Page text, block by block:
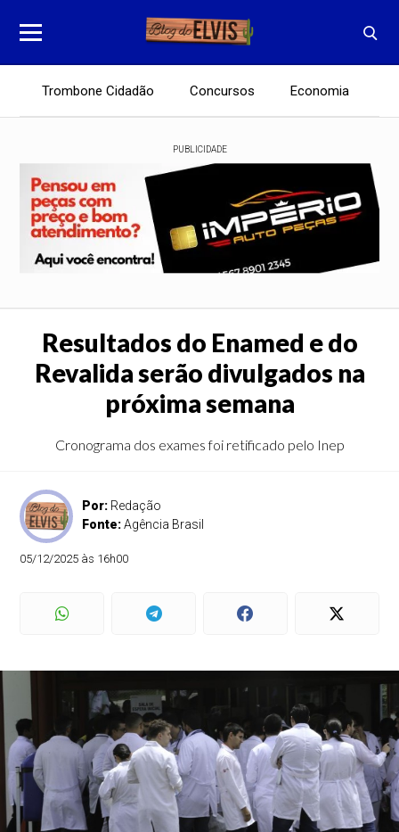
Trombone Cidadão Concursos Economia
PUBLICIDADE
Resultados do Enamed e do
Revalida serão divulgados na
próxima semana
Cronograma dos exames foi retificado pelo Inep
Por: Redação
Fonte:Agência Brasil
05/12/2025 às 16h00